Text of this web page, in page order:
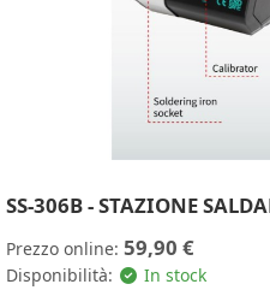
SS-306B - STAZIONE
Prezzo online: 59,90 €
Disponibilità: In stock